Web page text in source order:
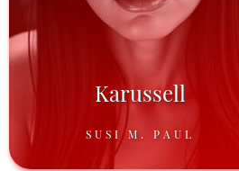
Karussell
SUSI M. PAUL